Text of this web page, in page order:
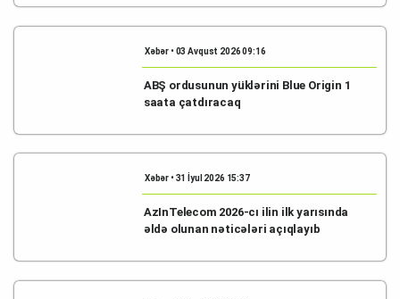
Xəbər • 03 Avqust 2026 09:16
ABŞ ordusunun yüklərini Blue Origin 1
saata çatdıracaq
Xəbər • 31 İyul 2026 15:37
AzInTelecom 2026-cı ilin ilk yarısında
əldə olunan nəticələri açıqlayıb